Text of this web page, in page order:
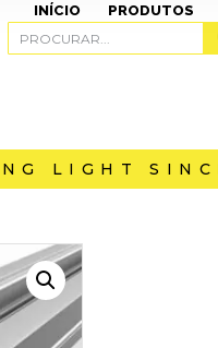
INÍCIO PRODUTOS
LIGHT